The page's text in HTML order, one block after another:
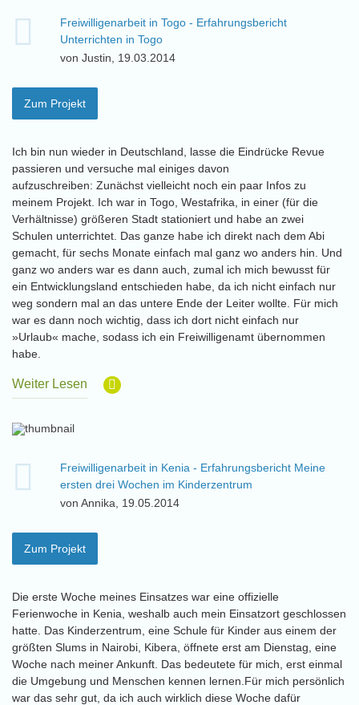
Freiwilligenarbeit in Togo - Erfahrungsbericht
Unterrichten in Togo
von Justin, 19.03.2014
Zum Projekt
Ich bin nun wieder in Deutschland, lasse die Eindrücke Revue
passieren und versuche mal einiges davon
aufzuschreiben: Zunächst vielleicht noch ein paar Infos zu
meinem Projekt. Ich war in Togo, Westafrika, in einer (für die
Verhältnisse) größeren Stadt stationiert und habe an zwei
Schulen unterrichtet. Das ganze habe ich direkt nach dem Abi
gemacht, für sechs Monate einfach mal ganz wo anders hin. Und
ganz wo anders war es dann auch, zumal ich mich bewusst für
ein Entwicklungsland entschieden habe, da ich nicht einfach nur
weg sondern mal an das untere Ende der Leiter wollte. Für mich
war es dann noch wichtig, dass ich dort nicht einfach nur
»Urlaub« mache, sodass ich ein Freiwilligenamt übernommen
habe.
Weiter Lesen
Freiwilligenarbeit in Kenia - Erfahrungsbericht Meine
ersten drei Wochen im Kinderzentrum
von Annika, 19.05.2014
Zum Projekt
Die erste Woche meines Einsatzes war eine offizielle
Ferienwoche in Kenia, weshalb auch mein Einsatzort geschlossen
hatte. Das Kinderzentrum, eine Schule für Kinder aus einem der
größten Slums in Nairobi, Kibera, öffnete erst am Dienstag, eine
Woche nach meiner Ankunft. Das bedeutete für mich, erst einmal
die Umgebung und Menschen kennen lernen.Für mich persönlich
war das sehr gut, da ich auch wirklich diese Woche dafür